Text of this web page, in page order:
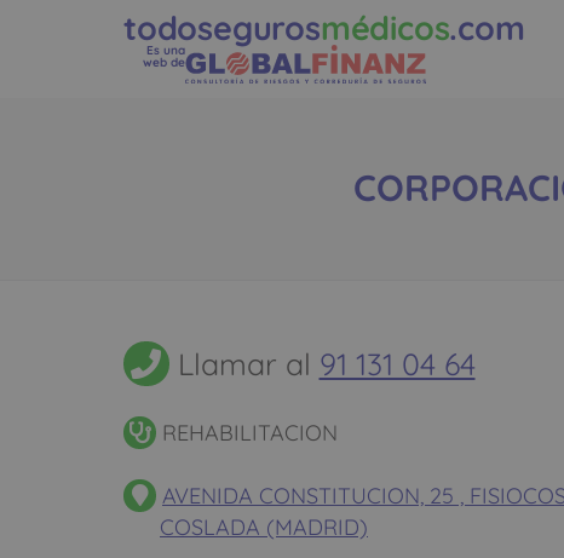
todosegurosmédicos.com
Es una
web de
Llamar al 91 131 04 64
REHABILITACION
AVENIDA CONSTITUCION, 25 ,
COSLADA (MADRID)